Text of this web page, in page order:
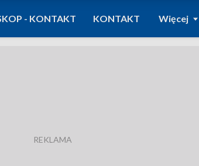
- KONTAKT KONTAKT Więcej